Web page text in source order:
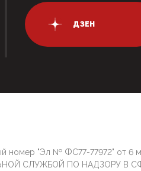
ДЗЕН
номер "Эл № ФС77-77972" от 6
СЛУЖБОЙ ПО НАДЗОРУ В